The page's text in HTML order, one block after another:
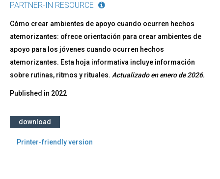
PARTNER-IN RESOURCE
Cómo crear ambientes de apoyo cuando ocurren hechos
atemorizantes: ofrece orientación para crear ambientes de
apoyo para los jóvenes cuando ocurren hechos
atemorizantes. Esta hoja informativa incluye información
sobre rutinas, ritmos y rituales. Actualizado en enero de 2026.
Published in 2022
download
Printer-friendly version